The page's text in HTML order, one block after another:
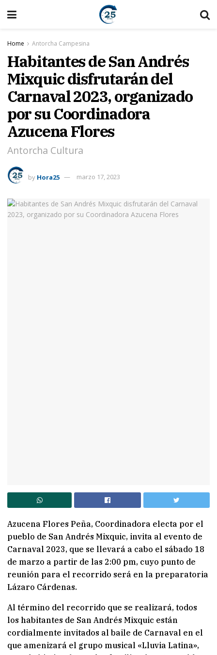
Home Antorcha Campesina
Habitantes de San Andrés
Mixquic disfrutarán del
Carnaval 2023, organizado
por su Coordinadora
Azucena Flores
Antorcha Cultura
by Hora25 marzo 17, 2023
Azucena Flores Peña, Coordinadora electa por el
pueblo de San Andrés Mixquic, invita al evento de
Carnaval 2023, que se llevará a cabo el sábado 18
de marzo a partir de las 2:00 pm, cuyo punto de
reunión para el recorrido será en la preparatoria
Lázaro Cárdenas.
Al término del recorrido que se realizará, todos
los habitantes de San Andrés Mixquic están
cordialmente invitados al baile de Carnaval en el
que amenizará el grupo musical «Lluvia Latina»,